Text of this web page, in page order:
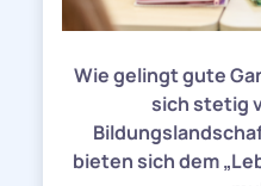
Wie gelingt gute
sich stetig
bieten sich dem